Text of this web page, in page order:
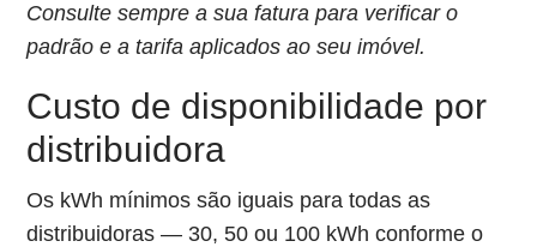
Consulte sempre a sua fatura para verificar o
padrão e a tarifa aplicados ao seu imóvel.
Custo de disponibilidade por
distribuidora
Os kWh mínimos são iguais para todas as
distribuidoras — 30, 50 ou 100 kWh conforme o